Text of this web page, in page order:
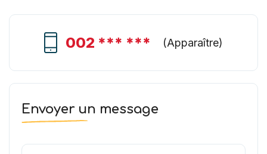
002 *** *** (Apparaître)
Envoyer un message